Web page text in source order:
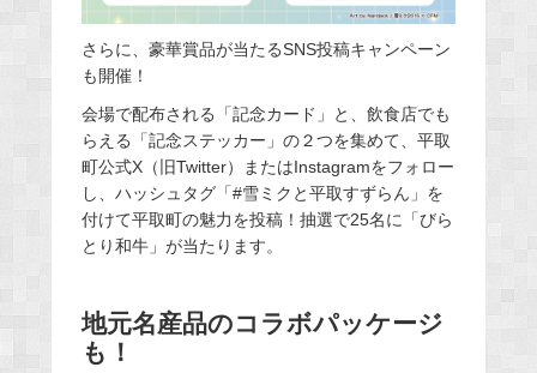
さらに、豪華賞品が当たるSNS投稿キャンペーン
も開催！
会場で配布される「記念カード」と、飲食店でも
らえる「記念ステッカー」の２つを集めて、平取
町公式X（旧Twitter）またはInstagramをフォロー
し、ハッシュタグ「#雪ミクと平取すずらん」を
付けて平取町の魅力を投稿！抽選で25名に「びら
とり和牛」が当たります。
地元名産品のコラボパッケージ
も！